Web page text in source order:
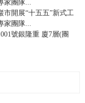
團隊...
開展“十五五”新式工
團隊...
號銀隆重 廈7層(團